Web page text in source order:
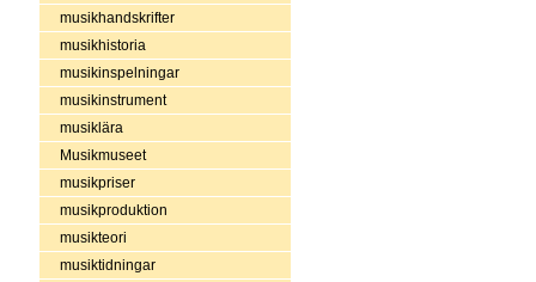
musikhandskrifter
musikhistoria
musikinspelningar
musikinstrument
musiklära
Musikmuseet
musikpriser
musikproduktion
musikteori
musiktidningar